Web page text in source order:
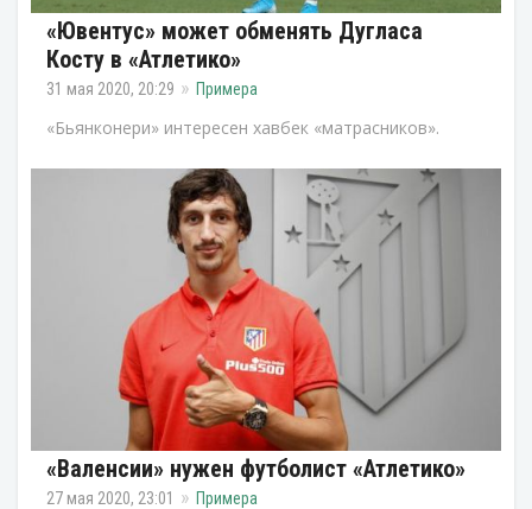
«Ювентус» может обменять Дугласа
Косту в «Атлетико»
31 мая 2020, 20:29 Примера
«Бьянконери» интересен хавбек «матрасников».
«Валенсии» нужен футболист «Атлетико»
27 мая 2020, 23:01 Примера